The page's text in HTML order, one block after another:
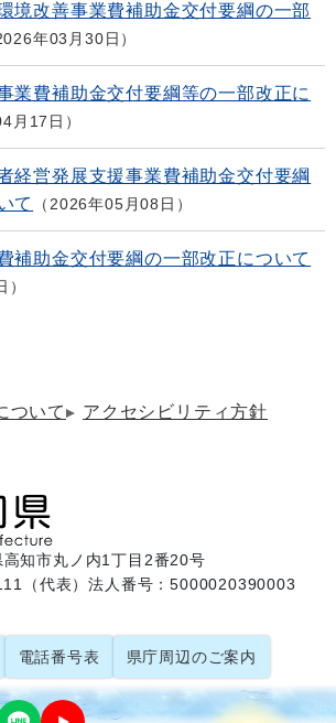
境改善事業費補助金交付要綱の一部
年03月30日
業費補助金交付要綱等の一部改正に
月17日
経営発展支援事業費補助金交付要綱
て
2026年05月08日
補助金交付要綱の一部改正について
ついて
アクセシビリティ方針
高知市丸ノ内1丁目2番20号
（代表）法人番号：5000020390003
電話番号表 県庁周辺のご案内